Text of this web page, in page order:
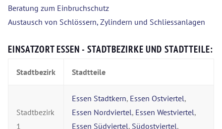
Beratung zum Einbruchschutz
Austausch von Schlössern, Zylindern und Schliessanlagen
EINSATZORT ESSEN - STADTBEZIRKE UND STADTTEILE:
Stadtbezirk Stadtteile
Stadtbezirk
1
Essen Stadtkern, Essen Ostviertel,
Essen Nordviertel, Essen Westviertel,
Essen Südviertel, Südostviertel,